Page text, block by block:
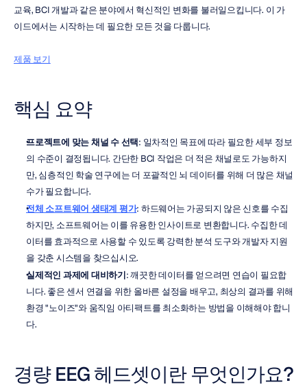
교육, BCI 개발과 같은 분야에서 혁신적인 변화를 불러일으킵니다. 이 가
이드에서는 시작하는 데 필요한 모든 것을 다룹니다.
제품 보기
핵심 요약
프로젝트에 맞는 채널 수 선택: 일차적인 목표에 따라 필요한 세부 정보
의 수준이 결정됩니다. 간단한 BCI 작업은 더 적은 채널로도 가능하지
만, 심층적인 학술 연구에는 더 포괄적인 뇌 데이터를 위해 더 많은 채널
수가 필요합니다.
전체 소프트웨어 생태계 평가: 하드웨어는 가공되지 않은 신호를 수집
하지만, 소프트웨어는 이를 유용한 인사이트로 변환합니다. 수집한 데
이터를 효과적으로 사용할 수 있도록 강력한 분석 도구와 개발자 지원
을 갖춘 시스템을 찾으십시오.
실제적인 과제에 대비하기: 깨끗한 데이터를 얻으려면 연습이 필요합
니다. 좋은 센서 연결을 위한 올바른 설정을 배우고, 최상의 결과를 위해
환경 "노이즈"와 움직임 아티팩트를 최소화하는 방법을 이해해야 합니
다.
경량 EEG 헤드셋이란 무엇인가요?